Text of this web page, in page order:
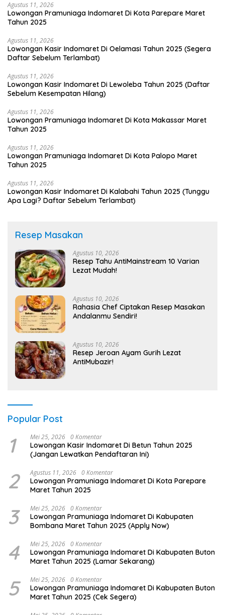
Agustus 11, 2026
Lowongan Pramuniaga Indomaret Di Kota Parepare Maret
Tahun 2025
Agustus 11, 2026
Lowongan Kasir Indomaret Di Oelamasi Tahun 2025 (Segera
Daftar Sebelum Terlambat)
Agustus 11, 2026
Lowongan Kasir Indomaret Di Lewoleba Tahun 2025 (Daftar
Sebelum Kesempatan Hilang)
Agustus 11, 2026
Lowongan Pramuniaga Indomaret Di Kota Makassar Maret
Tahun 2025
Agustus 11, 2026
Lowongan Pramuniaga Indomaret Di Kota Palopo Maret
Tahun 2025
Agustus 11, 2026
Lowongan Kasir Indomaret Di Kalabahi Tahun 2025 (Tunggu
Apa Lagi? Daftar Sebelum Terlambat)
Resep Masakan
Agustus 10, 2026
Resep Tahu AntiMainstream 10 Varian
Lezat Mudah!
Agustus 10, 2026
Rahasia Chef Ciptakan Resep Masakan
Andalanmu Sendiri!
Agustus 10, 2026
Resep Jeroan Ayam Gurih Lezat
AntiMubazir!
Popular Post
1 Mei 25, 2026 0 Komentar
Lowongan Kasir Indomaret Di Betun Tahun 2025
(Jangan Lewatkan Pendaftaran Ini)
2 Agustus 11, 2026 0 Komentar
Lowongan Pramuniaga Indomaret Di Kota Parepare
Maret Tahun 2025
3 Mei 25, 2026 0 Komentar
Lowongan Pramuniaga Indomaret Di Kabupaten
Bombana Maret Tahun 2025 (Apply Now)
4 Mei 25, 2026 0 Komentar
Lowongan Pramuniaga Indomaret Di Kabupaten Buton
Maret Tahun 2025 (Lamar Sekarang)
5 Mei 25, 2026 0 Komentar
Lowongan Pramuniaga Indomaret Di Kabupaten Buton
Maret Tahun 2025 (Cek Segera)